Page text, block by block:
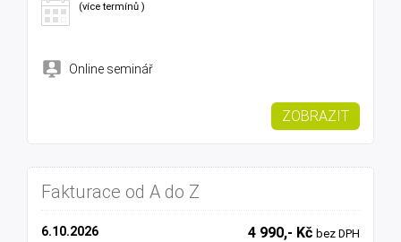
(více termínů )
Online seminář
ZOBRAZIT
Fakturace od A do Z
4 990,- Kč bez DPH
6.10.2026